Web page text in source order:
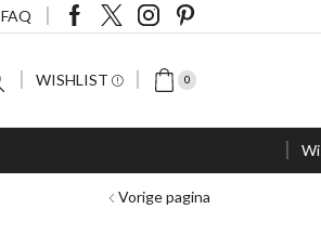
FAQ
WISHLIST 0
Vorige pagina